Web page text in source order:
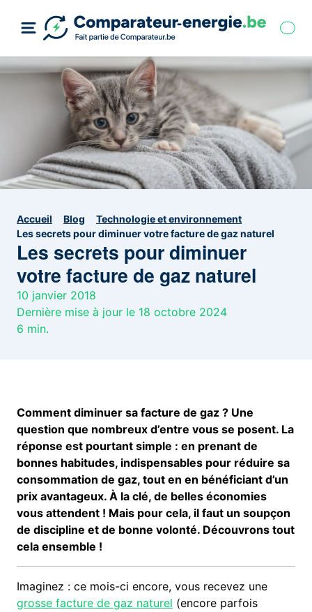
Accueil Blog
Technologie et environnement
Les secrets pour diminuer votre facture de gaz naturel
Les secrets pour diminuer
votre facture de gaz naturel
10 janvier 2018
Dernière mise à jour le 18 octobre 2024
6 min.
Comment diminuer sa facture de gaz ? Une
question que nombreux d’entre vous se posent. La
réponse est pourtant simple : en prenant de
bonnes habitudes, indispensables pour réduire sa
consommation de gaz, tout en en bénéficiant d’un
prix avantageux. À la clé, de belles économies
vous attendent ! Mais pour cela, il faut un soupçon
de discipline et de bonne volonté. Découvrons tout
cela ensemble !
Imaginez : ce mois-ci encore, vous recevez une
grosse facture de gaz naturel (encore parfois